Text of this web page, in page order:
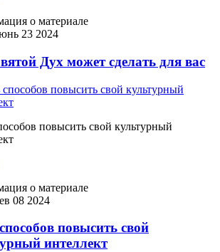
о материале
23 2024
Дух может сделать для вас
повысить свой культурный
о материале
08 2024
повысить свой
интеллект